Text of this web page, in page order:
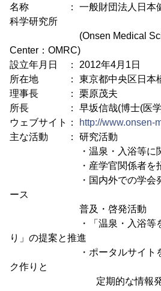
名称 ： 一般財団法人日本健
科学研究所
(Onsen Medical
Center：OMRC)
設立年月日 ： 2012年4月1日
所在地 ： 東京都中央区日本
理事長 ： 栗原茂夫
所長 ： 早坂信哉(博士(医学)
ウェブサイト：
http://www.onsen-
主な活動 ： 研究活動
・温泉・入浴等に関わ
・産学官関係者を招い
・国内外での学会発表
ース
普及・啓発活動
・「温泉・入浴等を活
り」の提案と推進
・ポータルサイトを活
ク作りと
定期的な情報発